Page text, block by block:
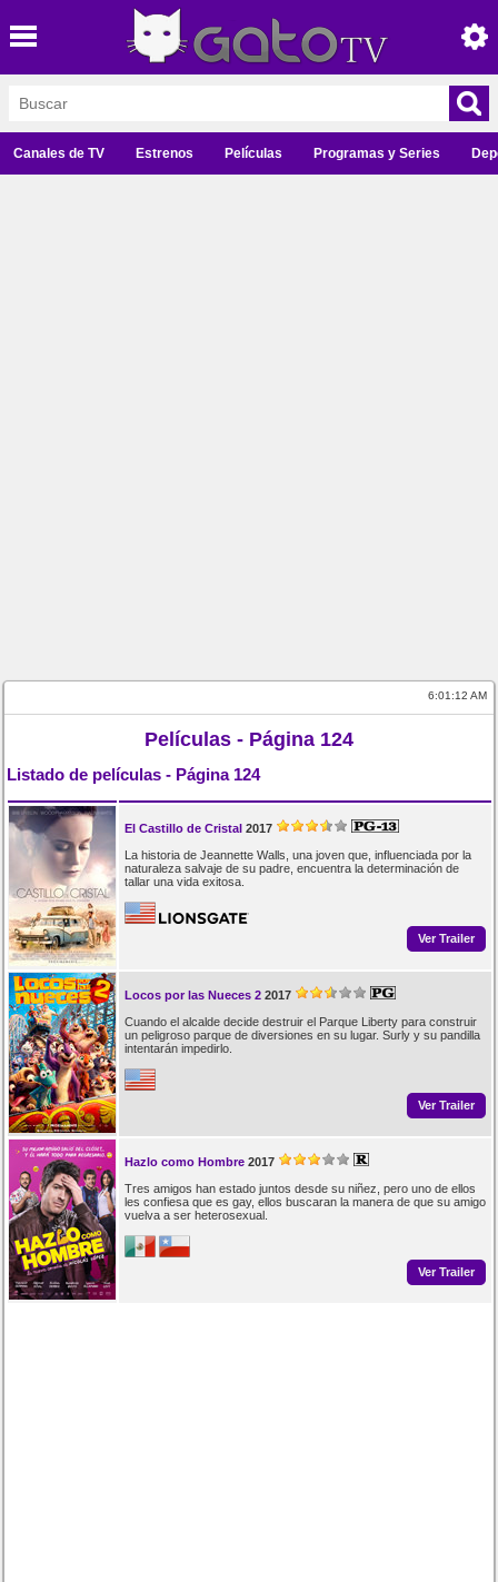
Canales de TV Estrenos Películas Programas y Series
6:01:12 AM
Películas - Página 124
Listado de películas - Página 124
El Castillo de Cristal 2017
La historia de Jeannette Walls, una joven que, influenciada por la
naturaleza salvaje de su padre, encuentra la determinación de
tallar una vida exitosa.
Ver Trailer
Locos por las Nueces 2 2017
Cuando el alcalde decide destruir el Parque Liberty para construir
un peligroso parque de diversiones en su lugar. Surly y su pandilla
intentarán impedirlo.
Ver Trailer
Hazlo como Hombre 2017
Tres amigos han estado juntos desde su niñez, pero uno de ellos
les confiesa que es gay, ellos buscaran la manera de que su amigo
vuelva a ser heterosexual.
Ver Trailer